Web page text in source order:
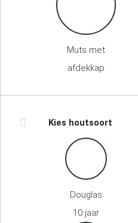
Muts met
afdekkap
Kies houtsoort
Douglas
10 jaar